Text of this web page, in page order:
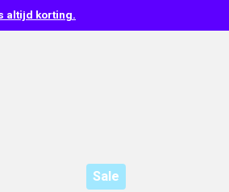
altijd korting.
Sale